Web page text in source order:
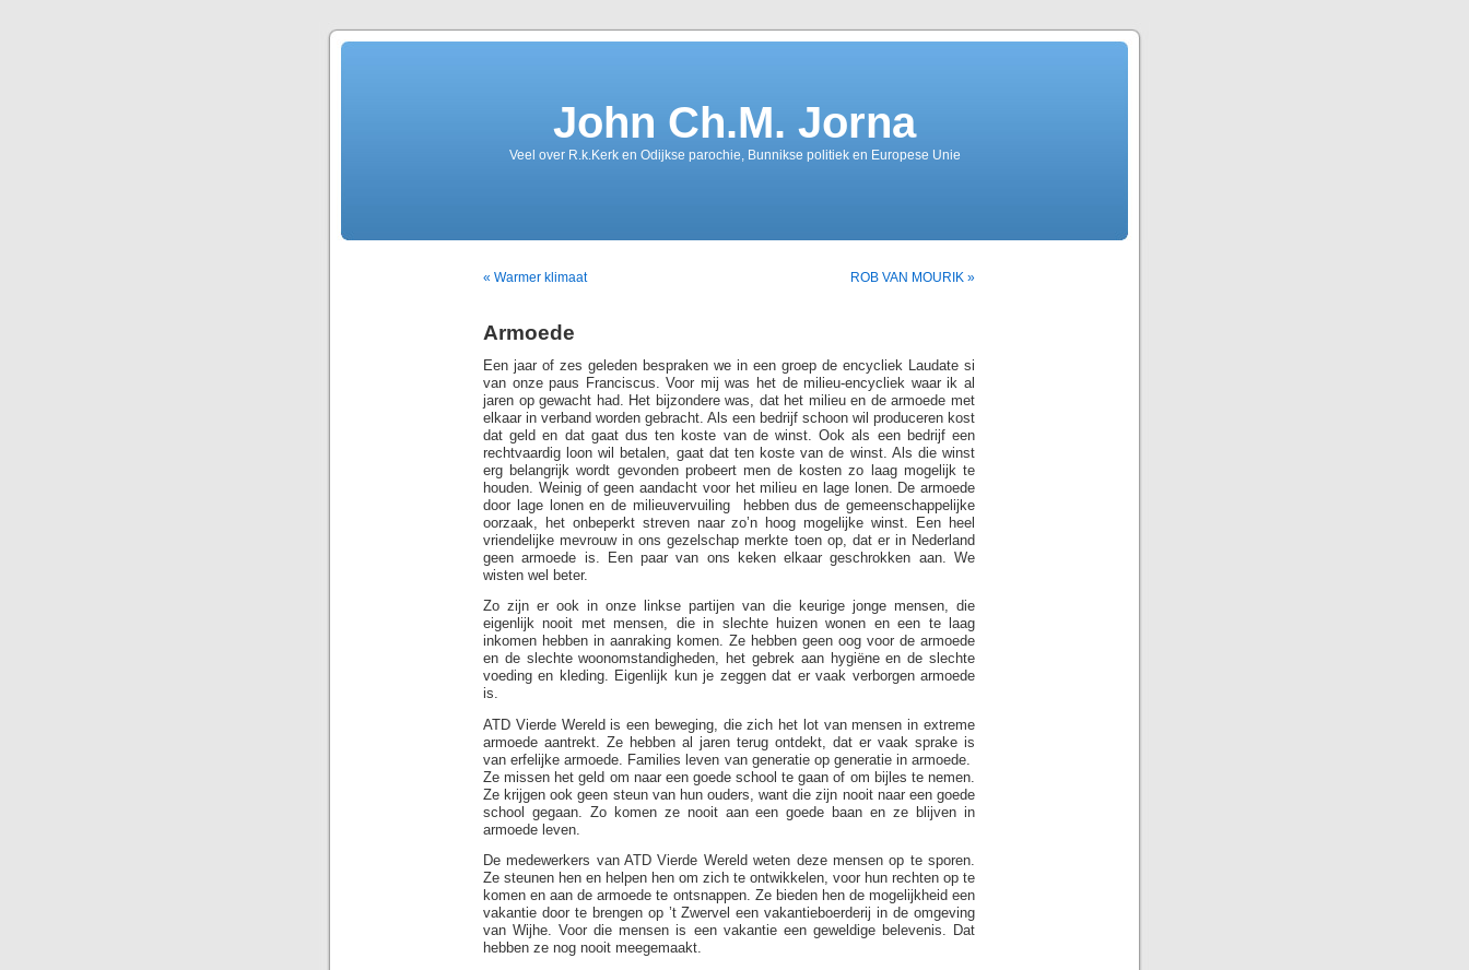
John Ch.M. Jorna
Veel over R.k.Kerk en Odijkse parochie, Bunnikse politiek en Europese Unie
« Warmer klimaat ROB VAN MOURIK »
Armoede
Een jaar of zes geleden bespraken we in een groep de encycliek Laudate si
van onze paus Franciscus. Voor mij was het de milieu-encycliek waar ik al
jaren op gewacht had. Het bijzondere was, dat het milieu en de armoede met
elkaar in verband worden gebracht. Als een bedrijf schoon wil produceren kost
dat geld en dat gaat dus ten koste van de winst. Ook als een bedrijf een
rechtvaardig loon wil betalen, gaat dat ten koste van de winst. Als die winst
erg belangrijk wordt gevonden probeert men de kosten zo laag mogelijk te
houden. Weinig of geen aandacht voor het milieu en lage lonen. De armoede
door lage lonen en de milieuvervuiling hebben dus de gemeenschappelijke
oorzaak, het onbeperkt streven naar zo’n hoog mogelijke winst. Een heel
vriendelijke mevrouw in ons gezelschap merkte toen op, dat er in Nederland
geen armoede is. Een paar van ons keken elkaar geschrokken aan. We
wisten wel beter.
Zo zijn er ook in onze linkse partijen van die keurige jonge mensen, die
eigenlijk nooit met mensen, die in slechte huizen wonen en een te laag
inkomen hebben in aanraking komen. Ze hebben geen oog voor de armoede
en de slechte woonomstandigheden, het gebrek aan hygiëne en de slechte
voeding en kleding. Eigenlijk kun je zeggen dat er vaak verborgen armoede
is.
ATD Vierde Wereld is een beweging, die zich het lot van mensen in extreme
armoede aantrekt. Ze hebben al jaren terug ontdekt, dat er vaak sprake is
van erfelijke armoede. Families leven van generatie op generatie in armoede.
Ze missen het geld om naar een goede school te gaan of om bijles te nemen.
Ze krijgen ook geen steun van hun ouders, want die zijn nooit naar een goede
school gegaan. Zo komen ze nooit aan een goede baan en ze blijven in
armoede leven.
De medewerkers van ATD Vierde Wereld weten deze mensen op te sporen.
Ze steunen hen en helpen hen om zich te ontwikkelen, voor hun rechten op te
komen en aan de armoede te ontsnappen. Ze bieden hen de mogelijkheid een
vakantie door te brengen op ’t Zwervel een vakantieboerderij in de omgeving
van Wijhe. Voor die mensen is een vakantie een geweldige belevenis. Dat
hebben ze nog nooit meegemaakt.